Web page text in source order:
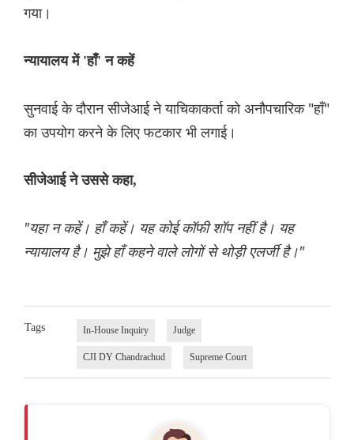
गया।
न्यायालय में 'हाँ' न कहें
सुनवाई के दौरान सीजेआई ने याचिकाकर्ता को अनौपचारिक "हाँ"
का उपयोग करने के लिए फटकार भी लगाई।
सीजेआई ने उससे कहा,
"यहा न कहें। हाँ कहें। यह कोई कॉफी शॉप नहीं है। यह
न्यायालय है। मुझे हाँ कहने वाले लोगों से थोड़ी एलर्जी है।"
Tags In-House Inquiry Judge
CJI DY Chandrachud Supreme Court